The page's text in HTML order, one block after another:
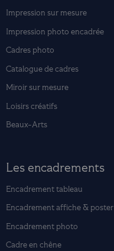
Impression sur mesure
Impression photo encadrée
Cadres photo
Catalogue de cadres
Miroir sur mesure
Loisirs créatifs
Beaux-Arts
Les encadrements
Encadrement tableau
Encadrement affiche & poster
Encadrement photo
Cadre en chêne